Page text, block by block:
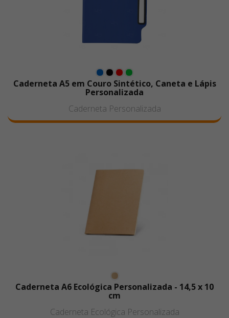
Caderneta A5 em Couro Sintético, Caneta e Lápis
Personalizada
Caderneta Personalizada
Caderneta A6 Ecológica Personalizada - 14,5 x 10
cm
Caderneta Ecológica Personalizada